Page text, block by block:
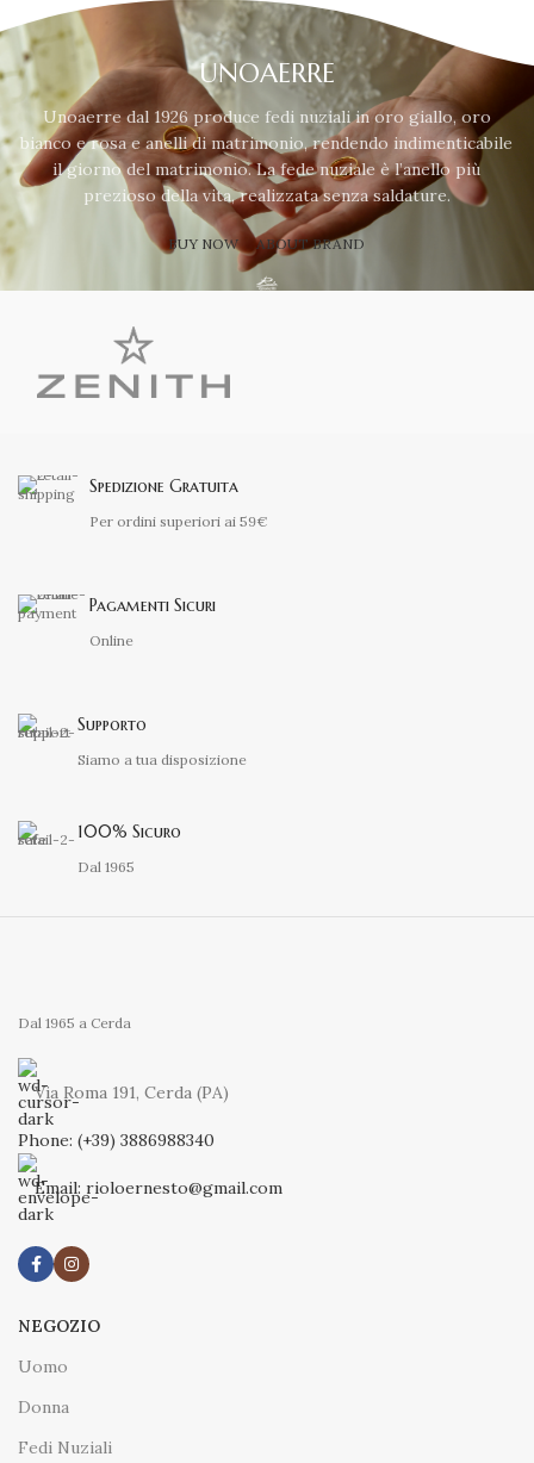
UNOAERRE
Unoaerre dal 1926 produce fedi nuziali in oro giallo, oro
bianco e rosa e anelli di matrimonio, rendendo indimenticabile
il giorno del matrimonio. La fede nuziale è l’anello più
prezioso della vita, realizzata senza saldature.
BUY NOW ABOUT BRAND
Spedizione Gratuita
Per ordini superiori ai 59€
Pagamenti Sicuri
Online
Supporto
Siamo a tua disposizione
100% Sicuro
Dal 1965
Dal 1965 a Cerda
Via Roma 191, Cerda (PA)
Phone: (+39) 3886988340
Email: rioloernesto@gmail.com
NEGOZIO
Uomo
Donna
Fedi Nuziali